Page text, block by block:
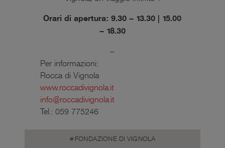
Orari di apertura: 9.30 – 13.30 | 15.00
– 18.30
—
Per informazioni:
Rocca di Vignola
www.roccadivignola.it
info@roccadivignola.it
Tel.: 059 775246
FONDAZIONE DI VIGNOLA